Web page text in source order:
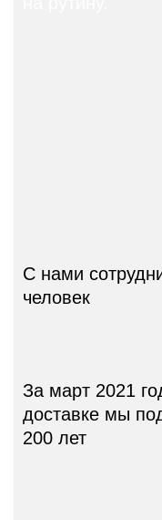
С нами
человек
За март 2021
доставке мы
200 лет